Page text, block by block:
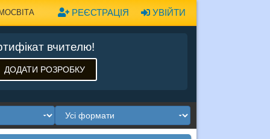
УВІЙТИ
РЕЄСТРАЦІЯ
вчителю!
ДОДАТИ РОЗРОБКУ